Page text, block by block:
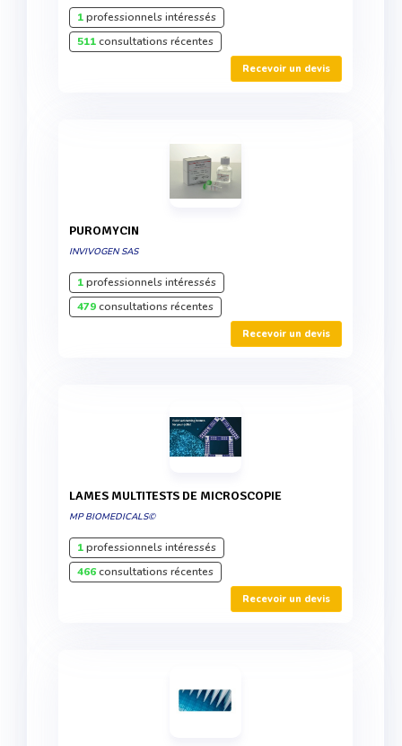
1professionnels intéressés
511consultations récentes
Recevoir un devis
PUROMYCIN
INVIVOGEN SAS
1professionnels intéressés
479consultations récentes
Recevoir un devis
LAMES MULTITESTS DE MICROSCOPIE
MP BIOMEDICALS©
1professionnels intéressés
466consultations récentes
Recevoir un devis